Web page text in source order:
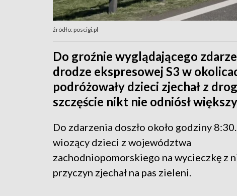
źródło: poscigi.pl
Do groźnie wyglądającego
drodze ekspresowej S3 w
podróżowały dzieci zjechał z
szczęście nikt nie odniósł
Do zdarzenia doszło około godziny
wiozący dzieci z województwa
zachodniopomorskiego na wycieczkę z
przyczyn zjechał na pas zieleni.